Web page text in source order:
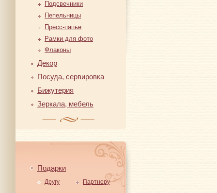
Подсвечники
Пепельницы
Пресс-папье
Рамки для фото
Флаконы
Декор
Посуда, сервировка
Бижутерия
Зеркала, мебель
Подарки
Другу Партнеру